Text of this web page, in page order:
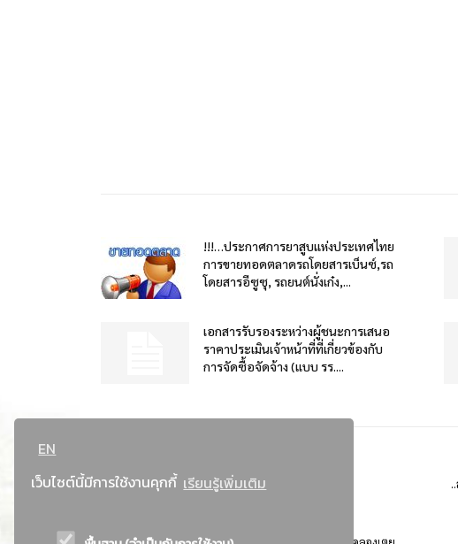
EN
เว็บไซต์นี้มีการใช้งานคุกกี้ เรียนรู้เพิ่มเติม
!!!…ประกาศการยาสูบแห่งประเทศไทย
การขายทอดตลาดรถโดยสารเบ็นซ์,รถ
โดยสารอีซูซุ, รถยนต์นั่งเก๋ง,...
เอกสารรับรองระหว่างผู้ชนะการเสนอ
ราคาประเมินเจ้าหน้าที่ที่เกี่ยวข้องกับ
การจัดซื้อจัดจ้าง (แบบ รร....